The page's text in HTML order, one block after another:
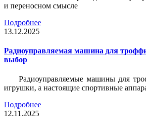
и переносном смысле
Подробнее
13.12.2025
Радиоуправляемая машина для
выбор
Радиоуправляемые машины для
игрушки, а настоящие спортивные
Подробнее
12.11.2025